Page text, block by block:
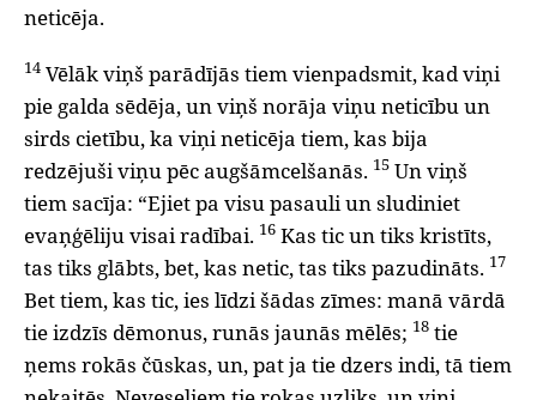
neticēja.
14 Vēlāk viņš parādījās tiem vienpadsmit, kad viņi
pie galda sēdēja, un viņš norāja viņu neticību un
sirds cietību, ka viņi neticēja tiem, kas bija
redzējuši viņu pēc augšāmcelšanās. 15 Un viņš
tiem sacīja: “Ejiet pa visu pasauli un sludiniet
evaņģēliju visai radībai. 16 Kas tic un tiks kristīts,
tas tiks glābts, bet, kas netic, tas tiks pazudināts. 17
Bet tiem, kas tic, ies līdzi šādas zīmes: manā vārdā
tie izdzīs dēmonus, runās jaunās mēlēs; 18 tie
ņems rokās čūskas, un, pat ja tie dzers indi, tā tiem